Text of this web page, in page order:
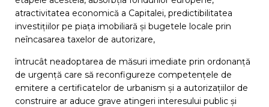
atractivitatea economică a Capitalei, predictibilitatea
investițiilor pe piața imobiliară și bugetele locale prin
neîncasarea taxelor de autorizare,
întrucât neadoptarea de măsuri imediate prin ordonanță
de urgență care să reconfigureze competențele de
emitere a certificatelor de urbanism și a autorizațiilor de
construire ar aduce grave atingeri interesului public și